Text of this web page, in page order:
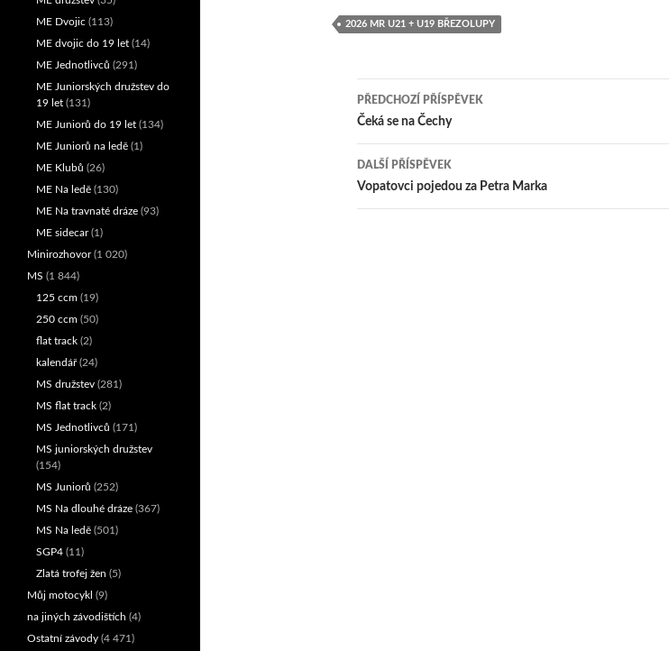
2026 MR U21 + U19 BŘEZOLUPY
Navigace
pro
příspěvek
PŘEDCHOZÍ PŘÍSPĚVEK
Čeká se na Čechy
DALŠÍ PŘÍSPĚVEK
Vopatovci pojedou za Petra Marka
ME Dvojic (113)
ME dvojic do 19 let (14)
ME Jednotlivců (291)
ME Juniorských družstev do
19 let (131)
ME Juniorů do 19 let (134)
ME Juniorů na ledě (1)
ME Klubů (26)
ME Na ledě (130)
ME Na travnaté dráze (93)
ME sidecar(1)
Minirozhovor(1 020)
MS (1 844)
125 ccm (19)
250 ccm (50)
flat track (2)
kalendář(24)
MS družstev (281)
MS flat track (2)
MS Jednotlivců (171)
MS juniorských družstev
(154)
MS Juniorů (252)
MS Na dlouhé dráze (367)
MS Na ledě (501)
SGP4 (11)
Zlatá trofej žen (5)
Můj motocykl (9)
na jiných závodištích (4)
Ostatní závody (4 471)